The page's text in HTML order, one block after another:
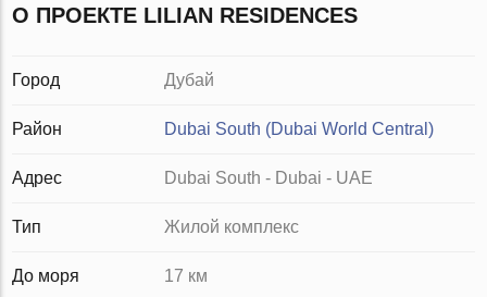
О ПРОЕКТЕ LILIAN RESIDENCES
Город Дубай
Район Dubai South (Dubai World Central)
Адрес Dubai South - Dubai - UAE
Тип Жилой комплекс
До моря 17 км